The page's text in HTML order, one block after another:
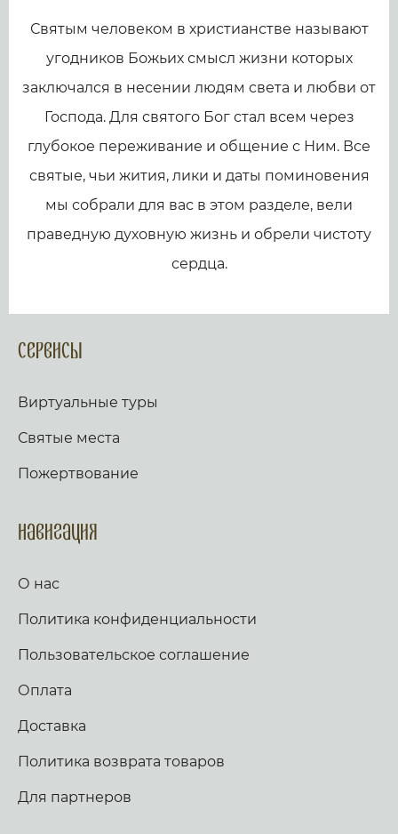
Святым человеком в христианстве называют
угодников Божьих смысл жизни которых
заключался в несении людям света и любви от
Господа. Для святого Бог стал всем через
глубокое переживание и общение с Ним. Все
святые, чьи жития, лики и даты поминовения
мы собрали для вас в этом разделе, вели
праведную духовную жизнь и обрели чистоту
сердца.
Сервисы
Виртуальные туры
Святые места
Пожертвование
Навигация
О нас
Политика конфиденциальности
Пользовательское соглашение
Оплата
Доставка
Политика возврата товаров
Для партнеров